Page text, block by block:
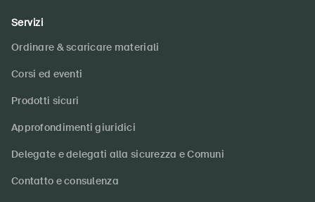
Servizi
Ordinare & scaricare materiali
Corsi ed eventi
Prodotti sicuri
Approfondimenti giuridici
Delegate e delegati alla sicurezza e Comuni
Contatto e consulenza